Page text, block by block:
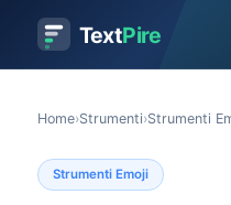
TextPire
Home›Strumenti›Strumenti
Strumenti Emoji